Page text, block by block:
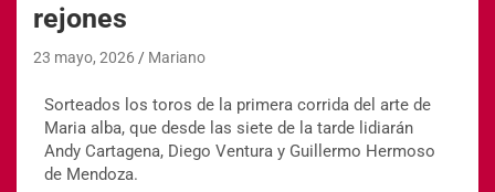
rejones
23 mayo, 2026 Mariano
Sorteados los toros de la primera corrida del arte de
Maria alba, que desde las siete de la tarde lidiarán
Andy Cartagena, Diego Ventura y Guillermo Hermoso
de Mendoza.